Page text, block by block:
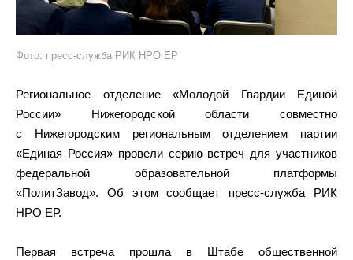
Фото: пресс-служба РИК НРО ЕР
Региональное отделение «Молодой Гвардии Единой
России» Нижегородской области совместно
с Нижегородским региональным отделением партии
«Единая Россия» провели серию встреч для участников
федеральной образовательной платформы
«ПолитЗавод». Об этом сообщает пресс-служба РИК
НРО ЕР.
Первая встреча прошла в Штабе общественной